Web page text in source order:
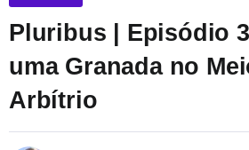
Pluribus | Episódio
uma Granada no
Arbítrio